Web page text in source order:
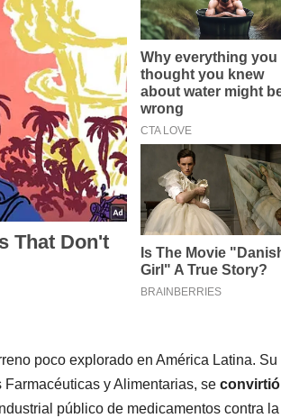
poco explorado en América Latina. Su
y Alimentarias, se convirtió
público de medicamentos contra la